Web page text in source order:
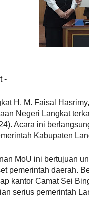
-
H. M. Faisal
Negeri Langkat
Acara ini
Kabupaten
MoU ini bertujuan
pemerintah daerah.
kantor Camat Sei
serius pemerintah